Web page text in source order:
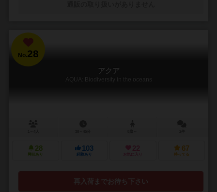
No.28
アクア
AQUA: Biodiversity in the oceans
28
興味あり
103
経験あり
22
お気に入り
67
持ってる
再入荷までお待ち下さい